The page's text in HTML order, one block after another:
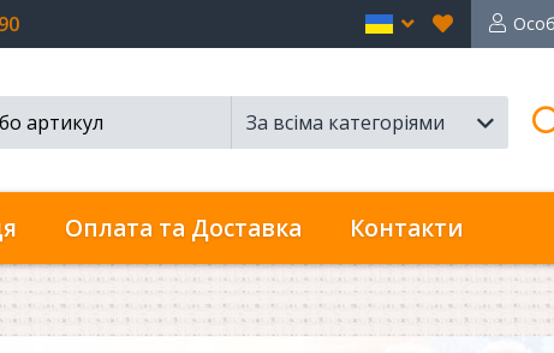
Вибране
en
За всіма категоріями
Оплата та Доставка Контакти